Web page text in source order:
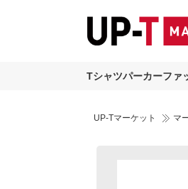
Tシャツパーカーファ
UP-Tマーケット マ